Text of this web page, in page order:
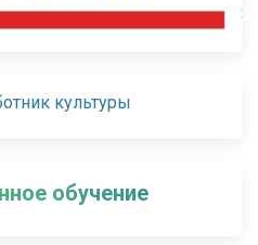
культуры
обучение